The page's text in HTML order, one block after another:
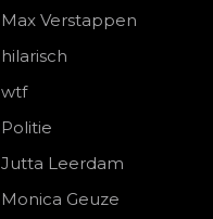
Max Verstappen
hilarisch
wtf
Politie
Jutta Leerdam
Monica Geuze